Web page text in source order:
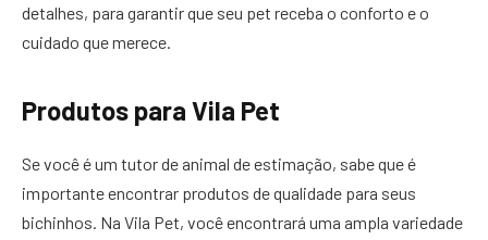
detalhes, para garantir que seu pet receba o conforto e o
cuidado que merece.
Produtos para Vila Pet
Se você é um tutor de animal de estimação, sabe que é
importante encontrar produtos de qualidade para seus
bichinhos. Na Vila Pet, você encontrará uma ampla variedade